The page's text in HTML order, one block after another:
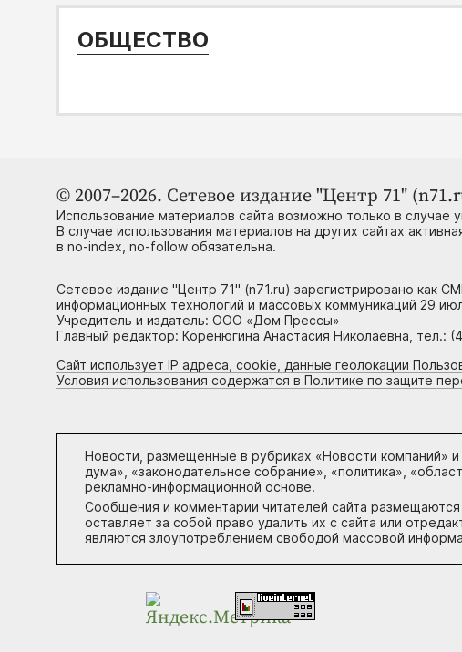
ОБЩЕСТВО
© 2007–2026. Сетевое издание "Центр 71"
Использование материалов сайта возможно только в случае
В случае использования материалов на других сайтах
в no-index, no-follow обязательна.
Сетевое издание "Центр 71" (n71.ru) зарегистрировано как
информационных технологий и массовых коммуникаций 29
Учредитель и издатель: ООО «Дом Прессы»
Главный редактор: Коренюгина Анастасия Николаевна, тел.:
Сайт использует IP адреса, cookie, данные геолокации
Условия использования содержатся в Политике по защите
Новости, размещенные в рубриках «Новости компаний» и
дума», «законодательное собрание», «политика»,
рекламно-информационной основе.
Сообщения и комментарии читателей сайта
оставляет за собой право удалить их с сайта или
являются злоупотреблением свободой массовой